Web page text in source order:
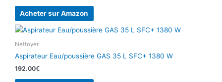
Acheter sur Amazon
Nettoyer
Aspirateur Eau/poussière GAS 35 L SFC+ 1380 W
192.00€